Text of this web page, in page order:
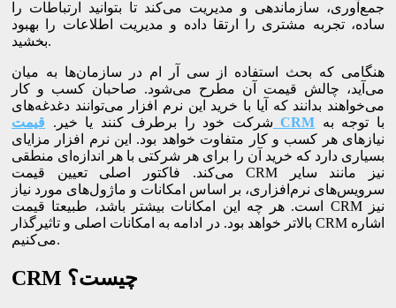
جمع‌آوری، سازماندهی و مدیریت می‌کند تا بتوانید ارتباطات را
ساده، تجربه مشتری را ارتقا داده و مدیریت اطلاعات را بهبود
بخشید.
هنگامی که بحث استفاده از سی آر ام در سازمان‌ها به میان
می‌آید، چالش قیمت آن مطرح می‌شود. صاحبان کسب و کار
می‌خواهند بدانند که آیا با خرید این نرم‌ افزار می‌توانند دغدغه‌های
شرکت خود را برطرف کنند یا خیر. قیمتCRM
نیازهای هر کسب و کار متفاوت خواهد بود. این نرم ‌افزار مزایای
بسیاری دارد که خرید آن را برای هر شرکتی با هر اندازه‌ای منطقی
می‌کند. فاکتور اصلی تعیین قیمت CRM نیز مانند سایر
سرویس‌های نرم‌افزاری، بر اساس امکانات و ماژول‌های مورد نیاز
است. هر چه این امکانات بیشتر باشد، طبیعتا قیمت CRM نیز
بالاتر خواهد بود. در ادامه به امکانات اصلی و تاثیرگذار CRM اشاره
می‌کنیم.
CRM چیست؟